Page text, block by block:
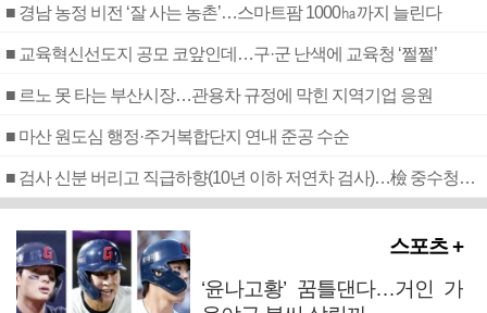
■ 경남 농정 비전 ‘잘 사는 농촌’…스마트팜 1000㏊까지 늘린다
■ 교육혁신선도지 공모 코앞인데…구·군 난색에 교육청 ‘쩔쩔’
■ 르노 못 타는 부산시장…관용차 규정에 막힌 지역기업 응원
■ 마산 원도심 행정·주거복합단지 연내 준공 수순
■ 검사 신분 버리고 직급하향(10년 이하 저연차 검사)…檢 중수청행 기피
스포츠 +
‘윤나고황’ 꿈틀댄다…거인 가